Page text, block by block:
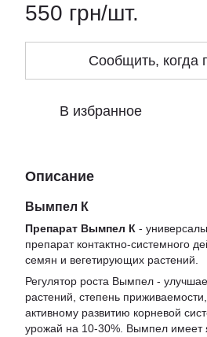
550 грн/шт.
Сообщить, когда
В избранное
Описание
Вымпел К
Препарат Вымпел К -
препарат контактно-системного
семян и вегетирующих растений.
Регулятор роста Вымпел -
растений, степень
активному развитию корневой
урожай на 10-30%. Вымпел имеет